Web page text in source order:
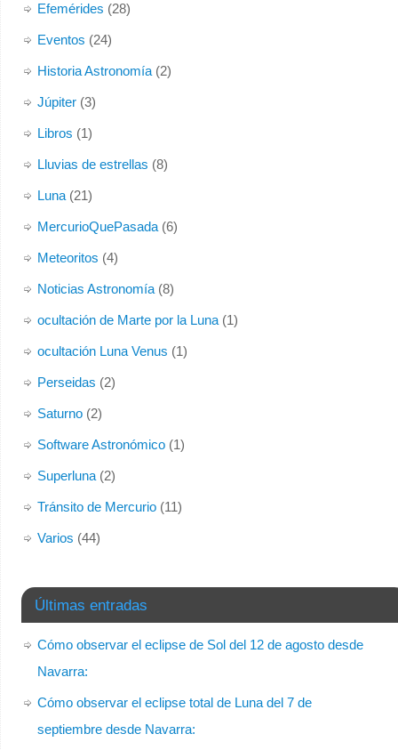
Efemérides (28)
Eventos (24)
Historia Astronomía(2)
Júpiter(3)
Libros (1)
Lluvias de estrellas (8)
Luna(21)
MercurioQuePasada(6)
Meteoritos (4)
Noticias Astronomía(8)
ocultación de Marte por la Luna(1)
ocultación Luna Venus (1)
Perseidas (2)
Saturno(2)
Software Astronómico(1)
Superluna(2)
Tránsito de Mercurio(11)
Varios (44)
Últimas entradas
Cómo observar el eclipse de Sol del 12 de agosto desde
Navarra:
Cómo observar el eclipse total de Luna del 7 de
septiembre desde Navarra: